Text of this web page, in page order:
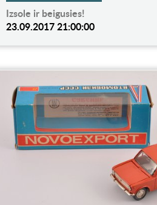
Izsole ir beigusies!
23.09.2017 21:00:00